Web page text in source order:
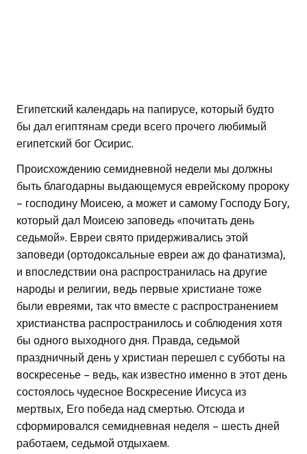
Египетский календарь на папирусе, который будто
бы дал египтянам среди всего прочего любимый
египетский бог Осирис.
Происхождению семидневной недели мы должны
быть благодарны выдающемуся еврейскому пророку
– господину Моисею, а может и самому Господу Богу,
который дал Моисею заповедь «почитать день
седьмой». Евреи свято придерживались этой
заповеди (ортодоксальные евреи аж до фанатизма),
и впоследствии она распространилась на другие
народы и религии, ведь первые христиане тоже
были евреями, так что вместе с распространением
христианства распространилось и соблюдения хотя
бы одного выходного дня. Правда, седьмой
праздничный день у христиан перешел с субботы на
воскресенье – ведь, как известно именно в этот день
состоялось чудесное Воскресение Иисуса из
мертвых, Его победа над смертью. Отсюда и
сформировался семидневная неделя – шесть дней
работаем, седьмой отдыхаем.